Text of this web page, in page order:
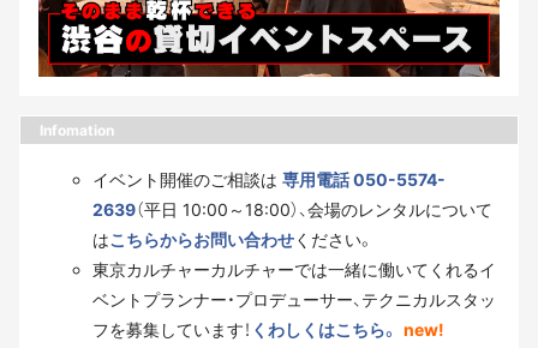
Infomation
イベント開催のご相談は 専用電話 050-5574-
2639（平日 10:00～18:00）、会場のレンタルについて
はこちらからお問い合わせください。
東京カルチャーカルチャーでは一緒に働いてくれるイ
ベントプランナー・プロデューサー、テクニカルスタッ
フを募集しています！ くわしくはこちら。 new!